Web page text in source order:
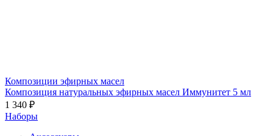
Композиции эфирных масел
Композиция натуральных эфирных масел Иммунитет 5 мл
1 340 ₽
Наборы